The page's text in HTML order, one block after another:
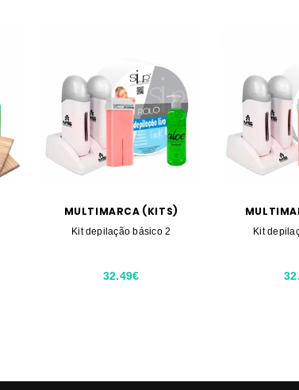
MULTIMARCA (KITS)
Kit depilação básico 2
32.49€
Kit